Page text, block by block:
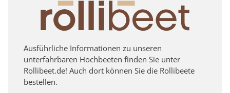
Ausführliche Informationen zu unseren
unterfahrbaren Hochbeeten finden Sie unter
Rollibeet.de! Auch dort können Sie die Rollibeete
bestellen.